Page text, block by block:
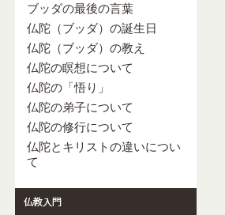
ブッダの最後の言葉
仏陀（ブッダ）の誕生日
仏陀（ブッダ）の教え
仏陀の瞑想について
仏陀の「悟り」
仏陀の弟子について
仏陀の修行について
仏陀とキリストの違いについ
て